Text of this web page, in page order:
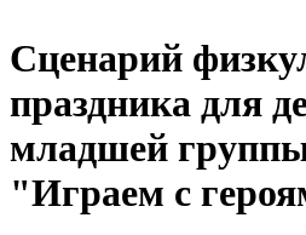
Сценарий
праздника для
младшей
"Играем с